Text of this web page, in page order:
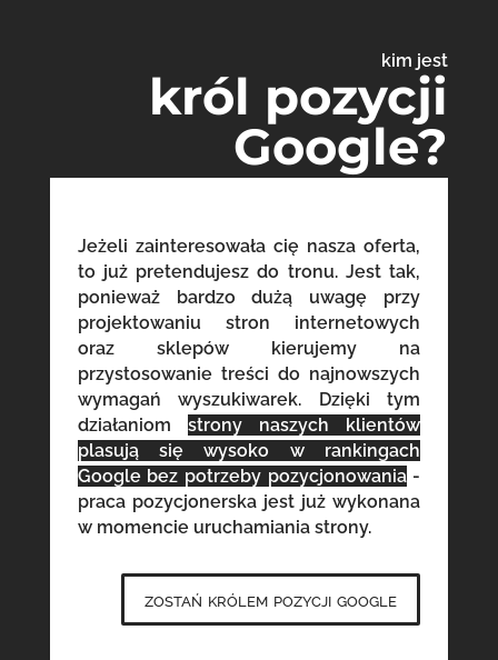
kim jest
król pozycji
Google?
Jeżeli zainteresowała cię nasza oferta,
to już pretendujesz do tronu. Jest tak,
ponieważ bardzo dużą uwagę przy
projektowaniu stron internetowych
oraz sklepów kierujemy na
przystosowanie treści do najnowszych
wymagań wyszukiwarek. Dzięki tym
działaniom strony naszych klientów
plasują się wysoko w rankingach
Google bez potrzeby pozycjonowania-
praca pozycjonerska jest już wykonana
w momencie uruchamiania strony.
zostań królem pozycji google